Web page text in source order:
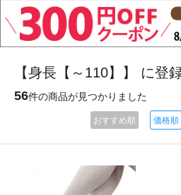
【身長【～110】】 に登
56件の商品が見つかりました
おすすめ順 価格順